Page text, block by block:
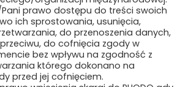
płatności
prawo dostępu do treści swoich
ich sprostowania, usunięcia,
do przenoszenia danych,
do cofnięcia zgody w
bez wpływu na zgodność z
którego dokonano na
przed jej cofnięciem.